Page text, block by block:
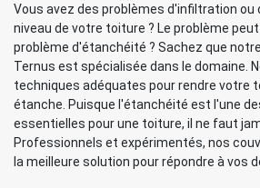
Vous avez des problèmes d'infiltration ou
niveau de votre toiture ? Le problème
problème d'étanchéité ? Sachez que
Ternus est spécialisée dans le domaine.
techniques adéquates pour rendre votre
étanche. Puisque l'étanchéité est l'une
essentielles pour une toiture, il ne faut
Professionnels et expérimentés, nos
la meilleure solution pour répondre à vos